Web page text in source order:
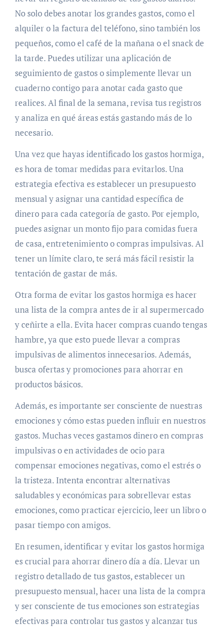
No solo debes anotar los grandes gastos, como el
alquiler o la factura del teléfono, sino también los
pequeños, como el café de la mañana o el snack de
la tarde. Puedes utilizar una aplicación de
seguimiento de gastos o simplemente llevar un
cuaderno contigo para anotar cada gasto que
realices. Al final de la semana, revisa tus registros
y analiza en qué áreas estás gastando más de lo
necesario.
Una vez que hayas identificado los gastos hormiga,
es hora de tomar medidas para evitarlos. Una
estrategia efectiva es establecer un presupuesto
mensual y asignar una cantidad específica de
dinero para cada categoría de gasto. Por ejemplo,
puedes asignar un monto fijo para comidas fuera
de casa, entretenimiento o compras impulsivas. Al
tener un límite claro, te será más fácil resistir la
tentación de gastar de más.
Otra forma de evitar los gastos hormiga es hacer
una lista de la compra antes de ir al supermercado
y ceñirte a ella. Evita hacer compras cuando tengas
hambre, ya que esto puede llevar a compras
impulsivas de alimentos innecesarios. Además,
busca ofertas y promociones para ahorrar en
productos básicos.
Además, es importante ser consciente de nuestras
emociones y cómo estas pueden influir en nuestros
gastos. Muchas veces gastamos dinero en compras
impulsivas o en actividades de ocio para
compensar emociones negativas, como el estrés o
la tristeza. Intenta encontrar alternativas
saludables y económicas para sobrellevar estas
emociones, como practicar ejercicio, leer un libro o
pasar tiempo con amigos.
En resumen, identificar y evitar los gastos hormiga
es crucial para ahorrar dinero día a día. Llevar un
registro detallado de tus gastos, establecer un
presupuesto mensual, hacer una lista de la compra
y ser consciente de tus emociones son estrategias
efectivas para controlar tus gastos y alcanzar tus